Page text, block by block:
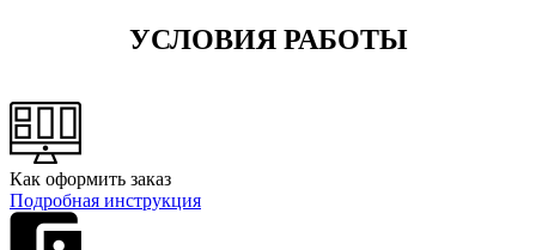
УСЛОВИЯ РАБОТЫ
Как оформить заказ
Подробная инструкция